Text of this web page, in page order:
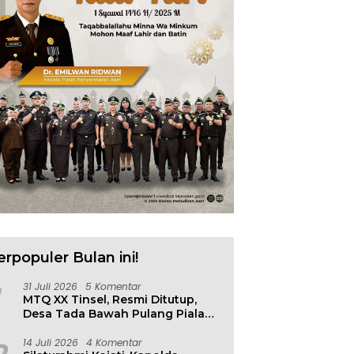
Bulan ini!
31 Juli 2026 5 Komentar
MTQ XX Tinsel, Resmi Ditutup,
Desa Tada Bawah Pulang Piala
14 Juli 2026 4 Komentar